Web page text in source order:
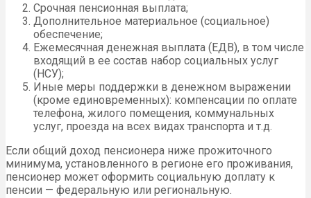
Срочная пенсионная выплата;
Дополнительное материальное (социальное)
обеспечение;
Ежемесячная денежная выплата (ЕДВ), в том числе
входящий в ее состав набор социальных услуг
(НСУ);
Иные меры поддержки в денежном выражении
(кроме единовременных): компенсации по оплате
телефона, жилого помещения, коммунальных
услуг, проезда на всех видах транспорта и т.д.
Если общий доход пенсионера ниже прожиточного
минимума, установленного в регионе его проживания,
пенсионер может оформить социальную доплату к
пенсии — федеральную или региональную.